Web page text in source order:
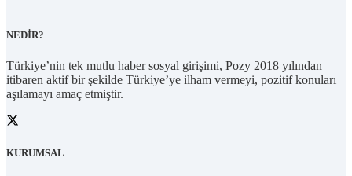
NEDİR?
Türkiye’nin tek mutlu haber sosyal girişimi, Pozy 2018 yılından
itibaren aktif bir şekilde Türkiye’ye ilham vermeyi, pozitif konuları
aşılamayı amaç etmiştir.
KURUMSAL